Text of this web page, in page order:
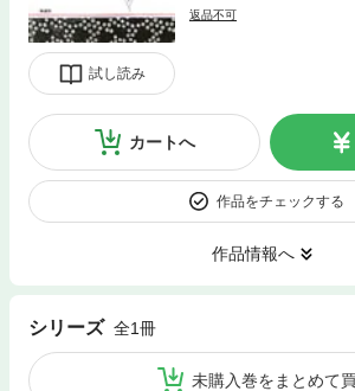
試し読み
返品不可
カートへ
作品をチェックする
作品情報へ
シリーズ 全1冊
未購入巻をまとめて